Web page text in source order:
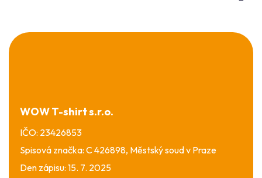
Z
á
WOW T-shirt s.r.o.
IČO: 23426853
Spisová značka: C 426898, Městský soud v Praze
Den zápisu: 15. 7. 2025